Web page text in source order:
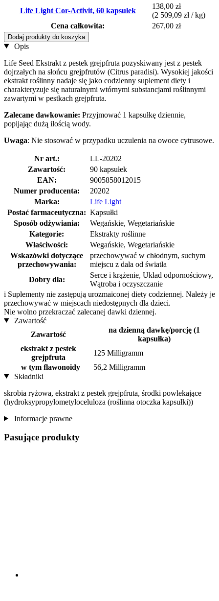
Life Light Cor-Activit, 60 kapsułek
138,00 zł
(2 509,09 zł / kg)
Cena całkowita:
267,00 zł
Dodaj produkty do koszyka
Opis
Life Seed Ekstrakt z pestek grejpfruta pozyskiwany jest z pestek
dojrzałych na słońcu grejpfrutów (Citrus paradisi). Wysokiej jakości
ekstrakt roślinny nadaje się jako codzienny suplement diety i
charakteryzuje się naturalnymi wtórnymi substancjami roślinnymi
zawartymi w pestkach grejpfruta.
Zalecane dawkowanie: Przyjmować 1 kapsułkę dziennie,
popijając dużą ilością wody.
Uwaga: Nie stosować w przypadku uczulenia na owoce cytrusowe.
Nr art.:
LL-20202
Zawartość:
90 kapsułek
EAN:
9005858012015
Numer producenta:
20202
Marka:
Life Light
Postać farmaceutyczna: Kapsułki
Sposób odżywiania:
Wegańskie, Wegetariańskie
Kategorie:
Ekstrakty roślinne
Właściwości:
Wegańskie, Wegetariańskie
Wskazówki dotyczące
przechowywania:
przechowywać w chłodnym, suchym
miejscu z dala od światła
Dobry dla:
Serce i krążenie, Układ odpornościowy,
Wątroba i oczyszczanie
i Suplementy nie zastępują urozmaiconej diety codziennej. Należy je
przechowywać w miejscach niedostępnych dla dzieci.
Nie wolno przekraczać zalecanej dawki dziennej.
Zawartość
Zawartość
na dzienną dawkę/porcję (1
kapsułka)
ekstrakt z pestek
grejpfruta
125 Milligramm
w tym flawonoidy
56,2 Milligramm
Składniki
skrobia ryżowa, ekstrakt z pestek grejpfruta, środki powlekające
(hydroksypropylometyloceluloza (roślinna otoczka kapsułki))
Informacje prawne
Pasujące produkty